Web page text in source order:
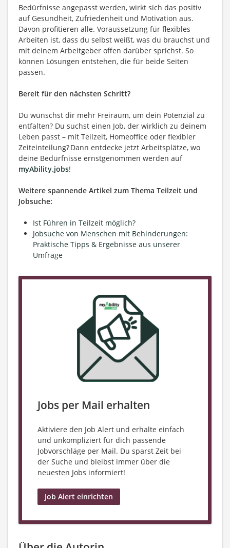
Bedürfnisse angepasst werden, wirkt sich das positiv
auf Gesundheit, Zufriedenheit und Motivation aus.
Davon profitieren alle. Voraussetzung für flexibles
Arbeiten ist, dass du selbst weißt, was du brauchst und
mit deinem Arbeitgeber offen darüber sprichst. So
können Lösungen entstehen, die für beide Seiten
passen.
Bereit für den nächsten Schritt?
Du wünschst dir mehr Freiraum, um dein Potenzial zu
entfalten? Du suchst einen Job, der wirklich zu deinem
Leben passt – mit Teilzeit, Homeoffice oder flexibler
Zeiteinteilung? Dann entdecke jetzt Arbeitsplätze, wo
deine Bedürfnisse ernstgenommen werden auf
myAbility.jobs!
Weitere spannende Artikel zum Thema Teilzeit und
Jobsuche:
Ist Führen in Teilzeit möglich?
Jobsuche von Menschen mit Behinderungen:
Praktische Tipps & Ergebnisse aus unserer
Umfrage
Jobs per Mail erhalten
Aktiviere den Job Alert und erhalte einfach
und unkompliziert für dich passende
Jobvorschläge per Mail. Du sparst Zeit bei
der Suche und bleibst immer über die
neuesten Jobs informiert!
Job Alert einrichten